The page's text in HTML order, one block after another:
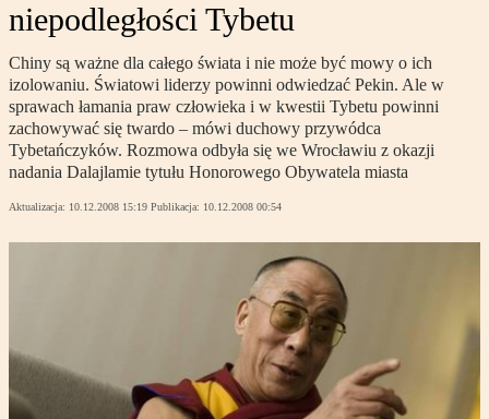
niepodległości Tybetu
Chiny są ważne dla całego świata i nie może być mowy o ich
izolowaniu. Światowi liderzy powinni odwiedzać Pekin. Ale w
sprawach łamania praw człowieka i w kwestii Tybetu powinni
zachowywać się twardo – mówi duchowy przywódca
Tybetańczyków. Rozmowa odbyła się we Wrocławiu z okazji
nadania Dalajlamie tytułu Honorowego Obywatela miasta
Aktualizacja: 10.12.2008 15:19 Publikacja: 10.12.2008 00:54